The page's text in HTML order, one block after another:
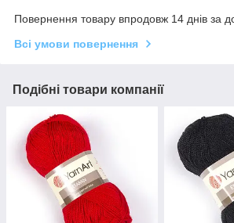
Повернення товару впродовж 14 днів за
Всі умови повернення
Подібні товари компанії